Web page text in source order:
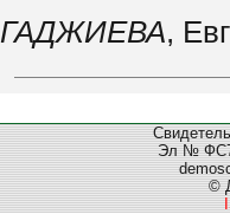
ГАДЖИЕВА,
Эл №
©